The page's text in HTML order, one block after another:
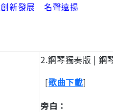
創新發展 名聲遠揚
2.鋼琴獨奏版 | 鋼
[歌曲下載]
旁白：